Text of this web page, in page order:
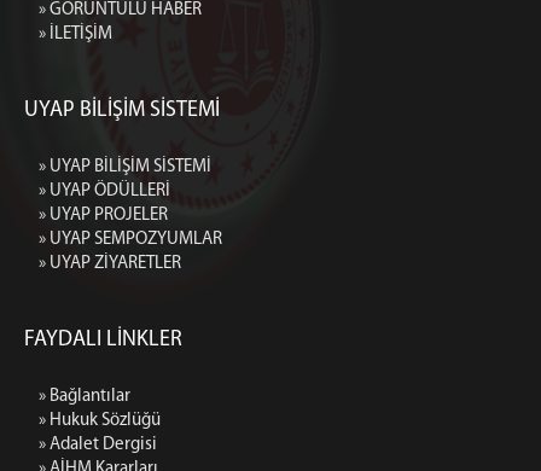
» GÖRÜNTÜLÜ HABER
» İLETİŞİM
UYAP BİLİŞİM SİSTEMİ
» UYAP BİLİŞİM SİSTEMİ
» UYAP ÖDÜLLERİ
» UYAP PROJELER
» UYAP SEMPOZYUMLAR
» UYAP ZİYARETLER
FAYDALI LİNKLER
» Bağlantılar
» Hukuk Sözlüğü
» Adalet Dergisi